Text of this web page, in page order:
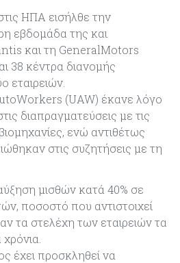
ΗΠΑ εισήλθε την
εβδομάδα της και
και τη GeneralMotors
38 κέντρα διανομής
εταιρειών.
(UAW) έκανε λόγο
διαπραγματεύσεις με τις
ενώ αντιθέτως
στις συζητήσεις με τη
μισθών κατά 40% σε
ποσοστό που αντιστοιχεί
τα στελέχη των εταιρειών τα
έχει προσκληθεί να